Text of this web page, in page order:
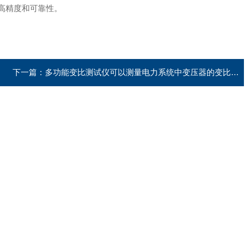
度和可靠性。
下一篇： 多功能变比测试仪可以测量电力系统中变压器的变比和极性